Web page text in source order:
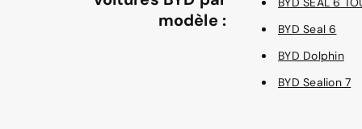
modèle :
BYD Seal 6
BYD Dolphin
BYD Sealion 7